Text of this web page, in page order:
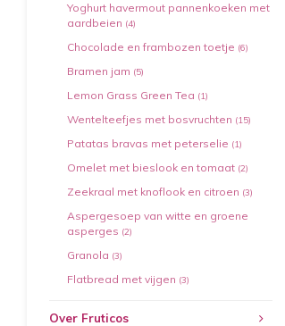
Yoghurt havermout pannenkoeken met
aardbeien (4)
Chocolade en frambozen toetje (6)
Bramen jam (5)
Lemon Grass Green Tea (1)
Wentelteefjes met bosvruchten (15)
Patatas bravas met peterselie (1)
Omelet met bieslook en tomaat (2)
Zeekraal met knoflook en citroen (3)
Aspergesoep van witte en groene
asperges (2)
Granola (3)
Flatbread met vijgen (3)
Over Fruticos